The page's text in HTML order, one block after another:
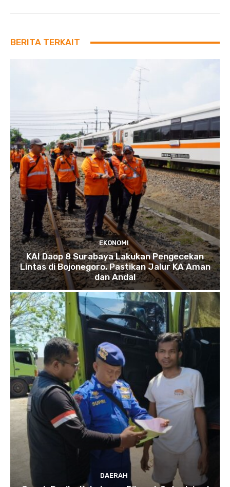
BERITA TERKAIT
EKONOMI
KAI Daop 8 Surabaya Lakukan Pengecekan
Lintas di Bojonegoro, Pastikan Jalur KA Aman
dan Andal
DAERAH